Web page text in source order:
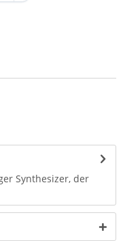
Synthesizer, der